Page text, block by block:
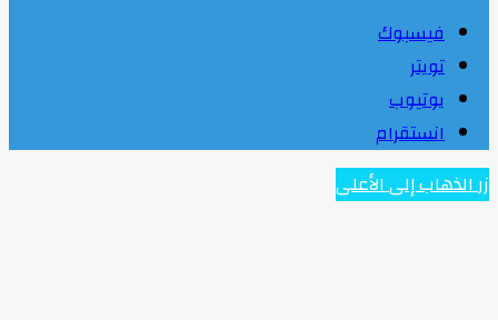
فيسبوك
تويتر
يوتيوب
انستقرام
زر الذهاب إلى الأعلى